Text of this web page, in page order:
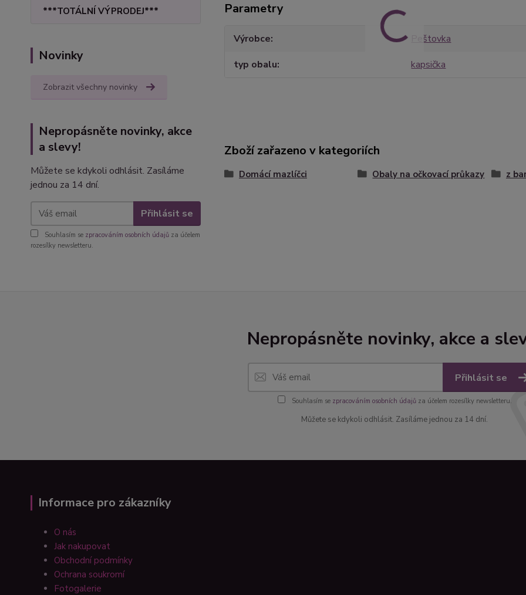
***TOTÁLNÍ VÝPRODEJ***
Novinky
Zobrazit všechny novinky
Nepropásněte novinky, akce
a slevy!
Můžete se kdykoli odhlásit. Zasíláme
jednou za 14 dní.
Přihlásit se
Souhlasím se zpracováním osobních údajů za účelem
rozesílky newsletteru.
Parametry
Výrobce
Peštovka
typ obalu
kapsička
Zboží zařazeno v kategoriích
Domácí mazlíčci Obaly na očkovací průkazy z
Nepropásněte novinky, akce a
Přihlásit se
Souhlasím se zpracováním osobních údajůza účelem rozesílky newsletteru.
Můžete se kdykoli odhlásit. Zasíláme jednou za 14 dní.
Informace pro zákazníky
O nás
Jak nakupovat
Obchodní podmínky
Ochrana soukromí
Fotogalerie